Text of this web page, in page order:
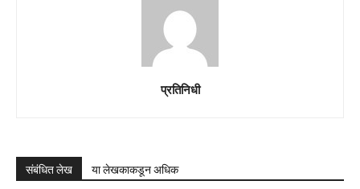
प्रतिनिधी
संबंधित लेख या लेखकाकडून अधिक